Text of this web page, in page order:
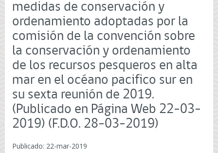
Gobierno
de
medidas de conservación y
ordenamiento adoptadas por la
comisión de la convención sobre
la conservación y ordenamiento
de los recursos pesqueros en alta
mar en el océano pacifico sur en
su sexta reunión de 2019.
(Publicado en Página Web 22-03-
2019) (F.D.O. 28-03-2019)
Publicado: 22-mar-2019